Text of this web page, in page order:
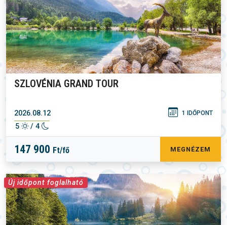
SZLOVÉNIA GRAND TOUR
2026.08.12 1 IDŐPONT
5 / 4
147 900 Ft/fő MEGNÉZEM
Új időpont foglalható